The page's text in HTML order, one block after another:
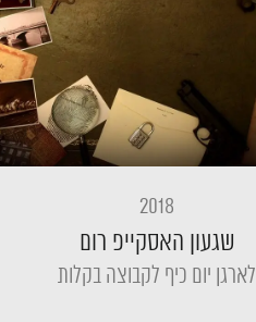
2018
שגעון האסקייפ רום
לארגן יום כיף לקבוצה בקלות